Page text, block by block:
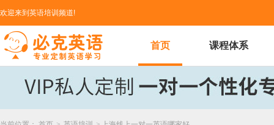
欢迎来到英语培训频道!
首页 课程体系